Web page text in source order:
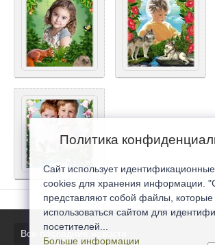
Все последние новости
Политика
Сайт использует
cookies для хранения информации.
представляют собой файлы, которые
использоваться сайтом для
посетителей...
Больше информации